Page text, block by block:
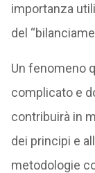
importanza
del
Un fenomeno
complicato e
contribuirà in
dei principi e
metodologie